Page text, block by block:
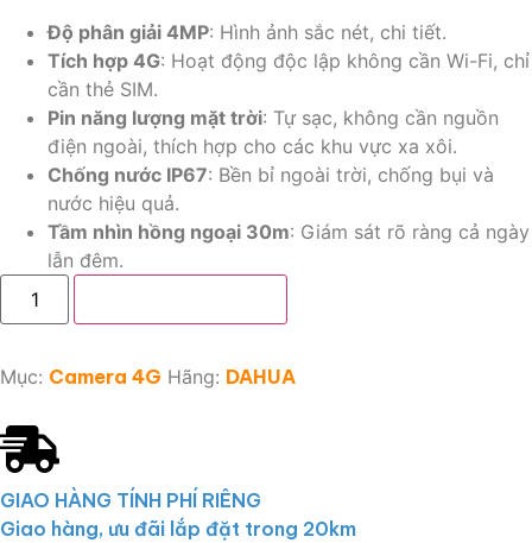
Độ phân giải 4MP: Hình ảnh sắc nét, chi tiết.
Tích hợp 4G: Hoạt động độc lập không cần Wi-Fi, chỉ
cần thẻ SIM.
Pin năng lượng mặt trời: Tự sạc, không cần nguồn
điện ngoài, thích hợp cho các khu vực xa xôi.
Chống nước IP67: Bền bỉ ngoài trời, chống bụi và
nước hiệu quả.
Tầm nhìn hồng ngoại 30m: Giám sát rõ ràng cả ngày
lẫn đêm.
Mục: Camera 4G Hãng: DAHUA
GIAO HÀNG TÍNH PHÍ RIÊNG
Giao hàng, ưu đãi lắp đặt trong 20km